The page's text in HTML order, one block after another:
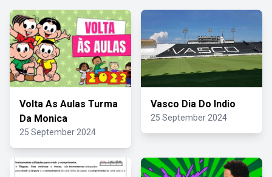
Volta As Aulas Turma
Da Monica
25 September 2024
Vasco Dia Do Indio
25 September 2024